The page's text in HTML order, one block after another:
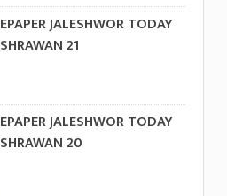
EPAPER JALESHWOR TODAY
SHRAWAN 21
EPAPER JALESHWOR TODAY
SHRAWAN 20